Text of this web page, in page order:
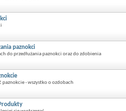
paznokci
do przedłużania paznokci oraz do zdobienia
- wszystko o ozdobach